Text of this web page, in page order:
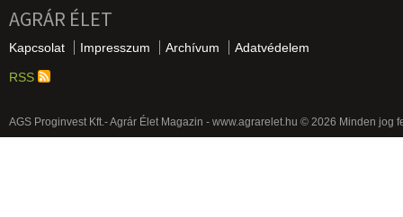
AGRÁR ÉLET
Kapcsolat Impresszum Archívum Adatvédelem
RSS
AGS Proginvest Kft.- Agrár Élet Magazin - www.agrarelet.hu © 2026 Minden jog